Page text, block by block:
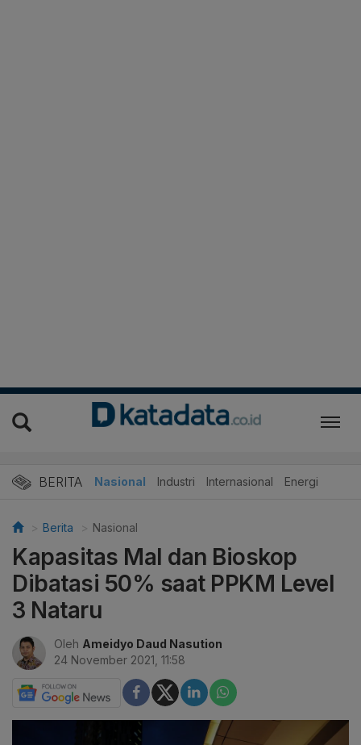
BERITA Nasional Industri Internasional Energi
Berita Nasional
Kapasitas Mal dan Bioskop
Dibatasi 50% saat PPKM Level
3 Nataru
Oleh Ameidyo Daud Nasution
24 November 2021, 11:58